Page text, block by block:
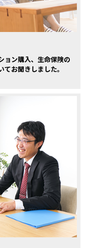
ョン購入、生命保険の
お聞きしました。